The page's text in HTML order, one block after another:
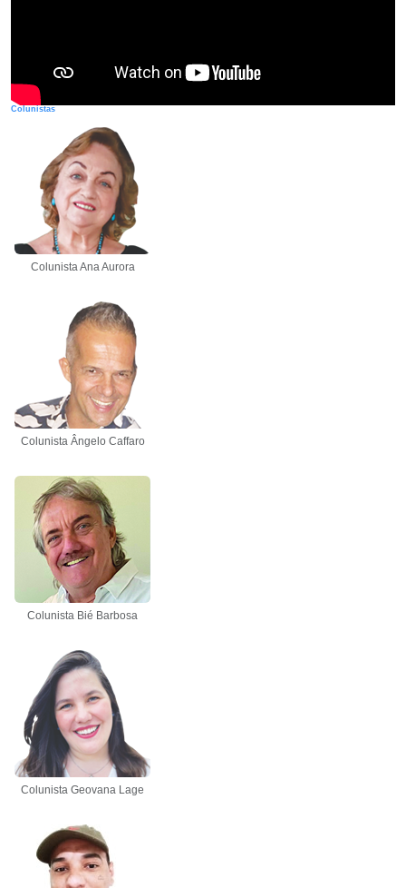
Colunistas
Colunista Ana Aurora
Colunista Ângelo Caffaro
Colunista Bié Barbosa
Colunista Geovana Lage